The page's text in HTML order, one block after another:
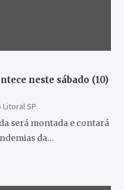
neste sábado (10)
Litoral SP
será montada e contará
da…